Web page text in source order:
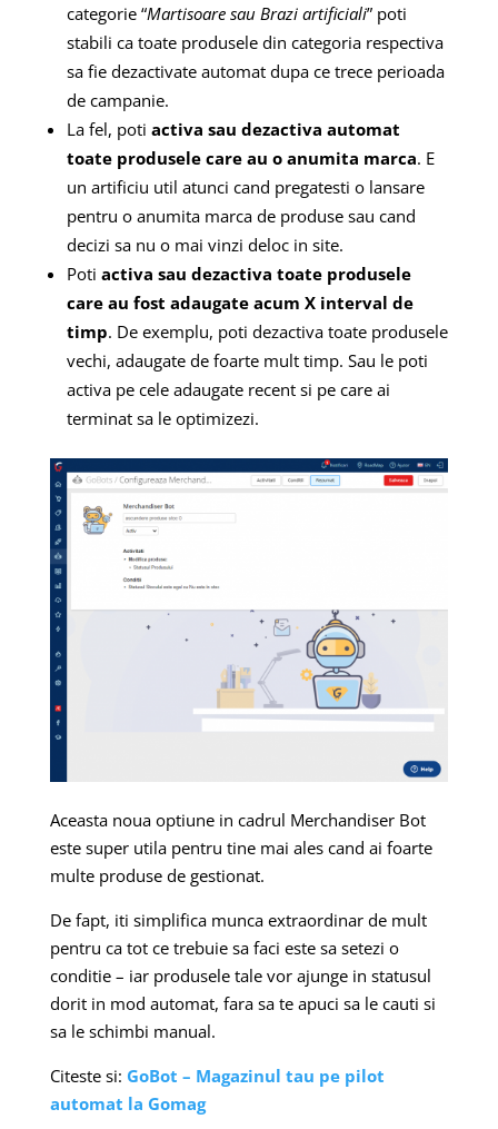
categorie “Martisoare sau Brazi artificiali” poti
stabili ca toate produsele din categoria respectiva
sa fie dezactivate automat dupa ce trece perioada
de campanie.
La fel, poti activa sau dezactiva automat
toate produsele care au o anumita marca. E
un artificiu util atunci cand pregatesti o lansare
pentru o anumita marca de produse sau cand
decizi sa nu o mai vinzi deloc in site.
Poti activa sau dezactiva toate produsele
care au fost adaugate acum X interval de
timp. De exemplu, poti dezactiva toate produsele
vechi, adaugate de foarte mult timp. Sau le poti
activa pe cele adaugate recent si pe care ai
terminat sa le optimizezi.
Aceasta noua optiune in cadrul Merchandiser Bot
este super utila pentru tine mai ales cand ai foarte
multe produse de gestionat.
De fapt, iti simplifica munca extraordinar de mult
pentru ca tot ce trebuie sa faci este sa setezi o
conditie – iar produsele tale vor ajunge in statusul
dorit in mod automat, fara sa te apuci sa le cauti si
sa le schimbi manual.
Citeste si: GoBot – Magazinul tau pe pilot
automat la Gomag